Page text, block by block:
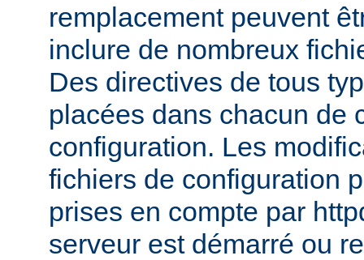
remplacement peuvent
inclure de nombreux
Des directives de tous
placées dans chacun de
configuration. Les
fichiers de configuration
prises en compte par
serveur est démarré ou